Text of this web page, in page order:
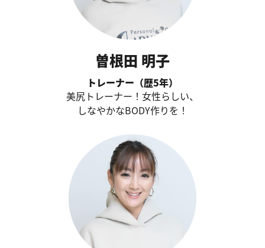
曽根田 明子
トレーナー（歴5年）
美尻トレーナー！女性らしい、
しなやかなBODY作りを！